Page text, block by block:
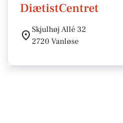
DiætistCentret
Skjulhøj Allé 32
2720 Vanløse